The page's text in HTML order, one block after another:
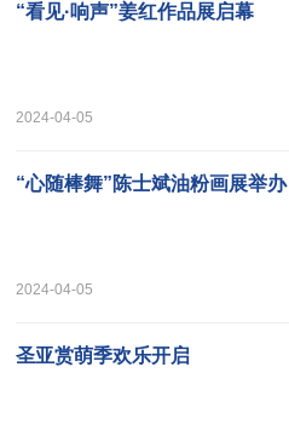
“看见·响声”姜红作品展启幕
2024-04-05
“心随棒舞”陈士斌油粉画展举办
2024-04-05
圣亚赏萌季欢乐开启